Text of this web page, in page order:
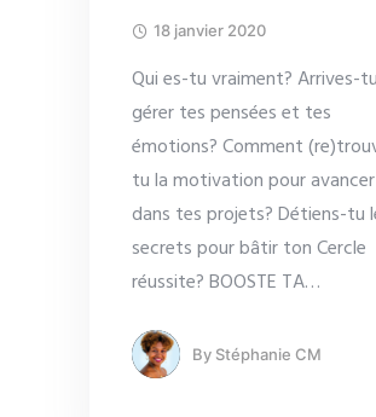
18 janvier 2020
Qui es-tu vraiment? Arrives-
gérer tes pensées et tes
émotions? Comment
tu la motivation pour avancer
dans tes projets? Détiens-tu
secrets pour bâtir ton Cercle
réussite? BOOSTE TA…
By Stéphanie CM